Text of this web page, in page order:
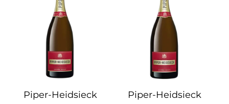
Piper-Heidsieck Piper-Heidsieck